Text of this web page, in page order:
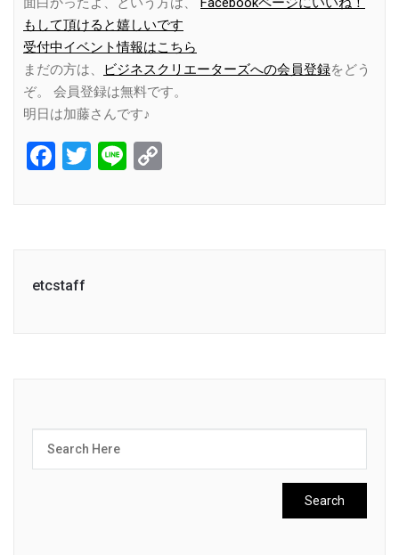
もして頂けると嬉しいです
受付中イベント情報はこちら
まだの方は、
ビジネスクリエーターズへの会員登録をどう
ぞ。 会員登録は無料です。
明日は加藤さんです♪
Facebook
Twitter
Line
etcstaff